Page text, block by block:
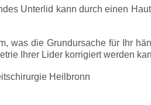
Unterlid kann durch einen
was die Grundursache für Ihr
Ihrer Lider korrigiert werden